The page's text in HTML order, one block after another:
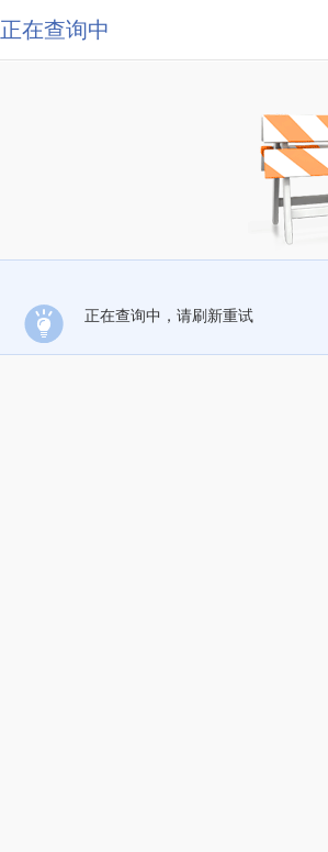
正在查询中
正在查询中，请刷新重试